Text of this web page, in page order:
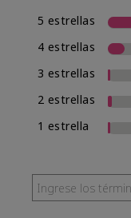
5 estrellas
4 estrellas
3 estrellas
2 estrellas
1 estrella